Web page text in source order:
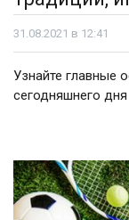
31.08.2021 в 12:41
Узнайте главные
сегодняшнего дня